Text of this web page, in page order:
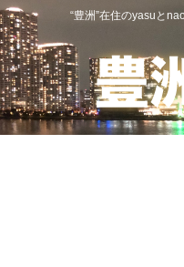
“豊洲”在住のyasuと